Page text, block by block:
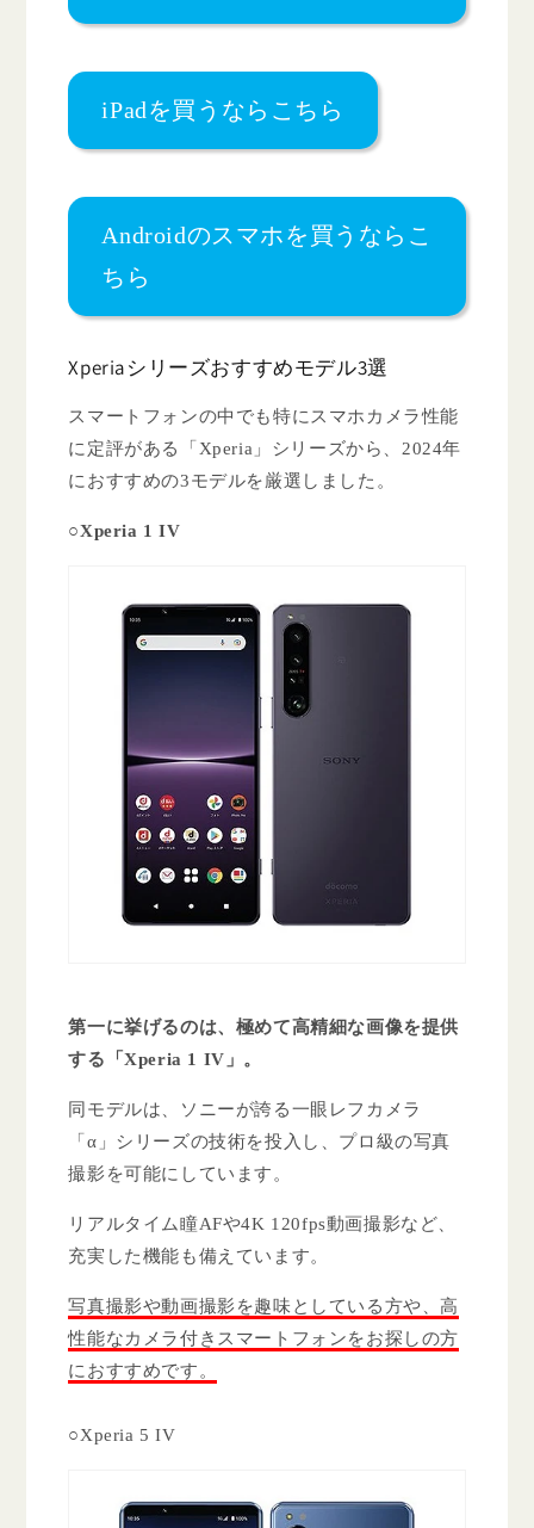
iPadを買うならこちら
Androidのスマホを買うならこ
ちら
Xperiaシリーズおすすめモデル3選
スマートフォンの中でも特にスマホカメラ性能
に定評がある「Xperia」シリーズから、2024年
におすすめの3モデルを厳選しました。
○Xperia 1 IV
第一に挙げるのは、極めて高精細な画像を提供
する「Xperia 1 IV」。
同モデルは、ソニーが誇る一眼レフカメラ
「α」シリーズの技術を投入し、プロ級の写真
撮影を可能にしています。
リアルタイム瞳AFや4K 120fps動画撮影など、
充実した機能も備えています。
写真撮影や動画撮影を趣味としている方や、高
性能なカメラ付きスマートフォンをお探しの方
におすすめです。
○Xperia 5 IV